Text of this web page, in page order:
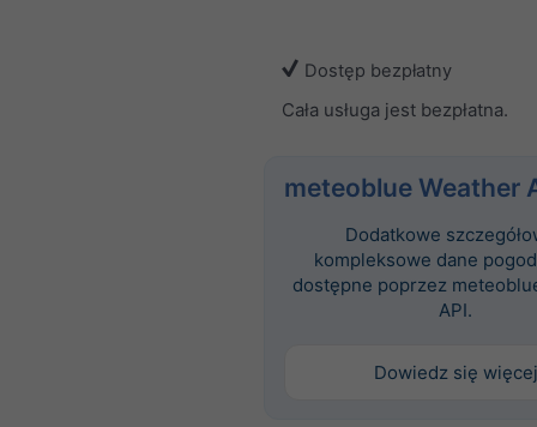
Dostęp bezpłatny
Cała usługa jest bezpłatna.
meteoblue Weather
Dodatkowe
kompleksowe dane
dostępne poprzez
API.
Dowiedz się więcej